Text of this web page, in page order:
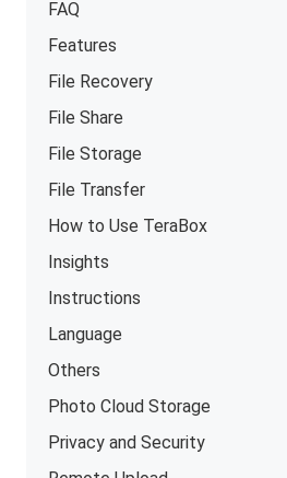
FAQ
Features
File Recovery
File Share
File Storage
File Transfer
How to Use TeraBox
Insights
Instructions
Language
Others
Photo Cloud Storage
Privacy and Security